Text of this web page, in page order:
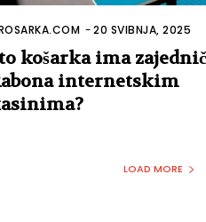
-20 SVIBNJA, 2025
košarka ima
internetskim
LOAD MORE